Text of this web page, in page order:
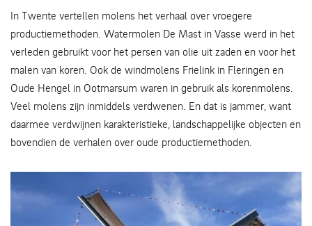
In Twente vertellen molens het verhaal over vroegere
productiemethoden. Watermolen De Mast in Vasse werd in het
verleden gebruikt voor het persen van olie uit zaden en voor het
malen van koren. Ook de windmolens Frielink in Fleringen en
Oude Hengel in Ootmarsum waren in gebruik als korenmolens.
Veel molens zijn inmiddels verdwenen. En dat is jammer, want
daarmee verdwijnen karakteristieke, landschappelijke objecten en
bovendien de verhalen over oude productiemethoden.